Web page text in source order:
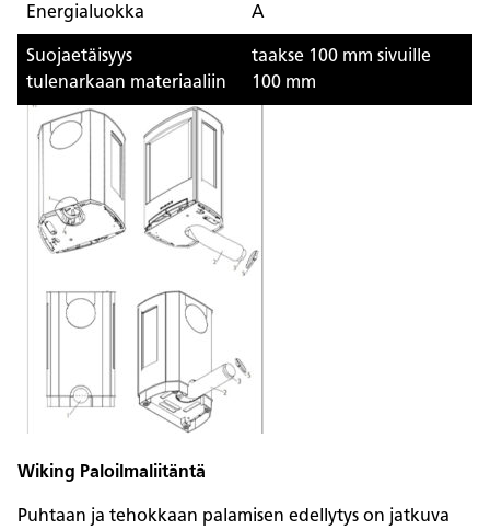
Energialuokka A
Suojaetäisyys
tulenarkaan materiaaliin
taakse 100 mm sivuille
100 mm
Wiking Paloilmaliitäntä
Puhtaan ja tehokkaan palamisen edellytys on jatkuva